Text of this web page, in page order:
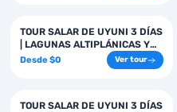
3 días
TOUR SALAR DE UYUNI 3 DÍAS
| LAGUNAS ALTIPLÁNICAS Y
GÉISERES
Desde $0 Ver tour
3 días
TOUR SALAR DE UYUNI 3 DÍAS